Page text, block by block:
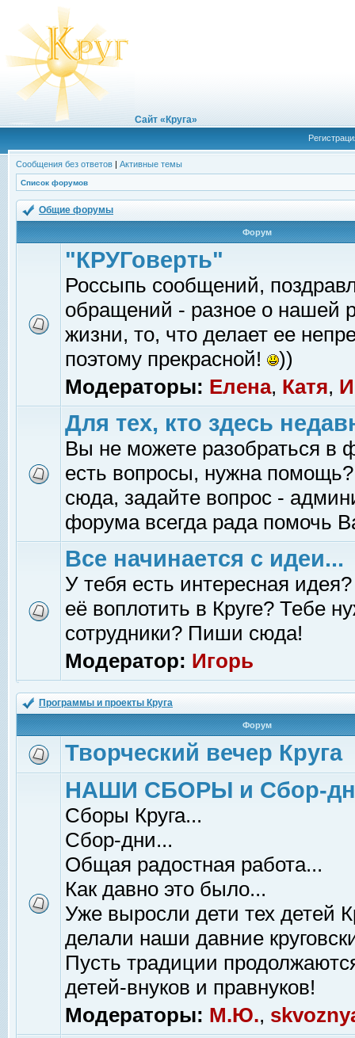
Сайт «Круга»
Сообщения без ответов | Активные темы
Список форумов
Общие форумы
Форум
"КРУГоверть"
Россыпь сообщений,
обращений - разное о нашей
жизни, то, что делает ее
поэтому прекрасной!
))
Модераторы: Елена, Катя,
Для тех, кто здесь
Вы не можете разобраться в
есть вопросы, нужна помощь?
сюда, задайте вопрос -
форума всегда рада помочь
Все начинается с идеи...
У тебя есть интересная
её воплотить в Круге? Тебе
сотрудники? Пиши сюда!
Модератор: Игорь
Программы и проекты Круга
Форум
Творческий вечер Круга
НАШИ СБОРЫ и Сбор-
Сборы Круга...
Сбор-дни...
Общая радостная работа...
Как давно это было...
Уже выросли дети тех детей
делали наши давние
Пусть традиции
детей-внуков и правнуков!
Модераторы: М.Ю.,